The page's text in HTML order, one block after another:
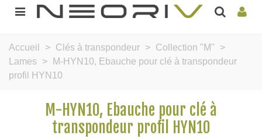
Accueil > Clés à transpondeur > Collection "M"
>
Lames
>
M-HYN10, Ebauche pour clé à transpondeur
profil HYN10
M-HYN10, Ebauche pour clé à
transpondeur profil HYN10